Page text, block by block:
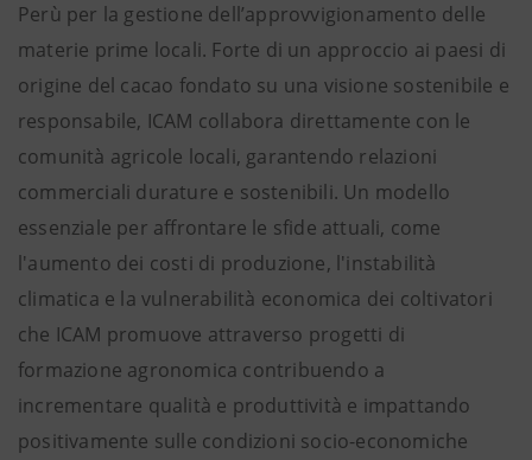
Perù per la gestione dell’approvvigionamento delle
materie prime locali. Forte di un approccio ai paesi di
origine del cacao fondato su una visione sostenibile e
responsabile, ICAM collabora direttamente con le
comunità agricole locali, garantendo relazioni
commerciali durature e sostenibili. Un modello
essenziale per affrontare le sfide attuali, come
l'aumento dei costi di produzione, l'instabilità
climatica e la vulnerabilità economica dei coltivatori
che ICAM promuove attraverso progetti di
formazione agronomica contribuendo a
incrementare qualità e produttività e impattando
positivamente sulle condizioni socio-economiche